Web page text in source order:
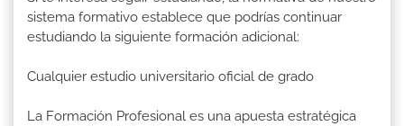
sistema formativo establece que podrías continuar
estudiando la siguiente formación adicional:
Cualquier estudio universitario oficial de grado
La Formación Profesional es una apuesta estratégica